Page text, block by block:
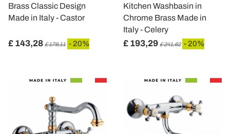
Brass Classic Design
Made in Italy - Castor
£ 143,28 £ 179,11 - 20%
Kitchen Washbasin in
Chrome Brass Made in
Italy - Celery
£ 193,29 £ 241,62 - 20%